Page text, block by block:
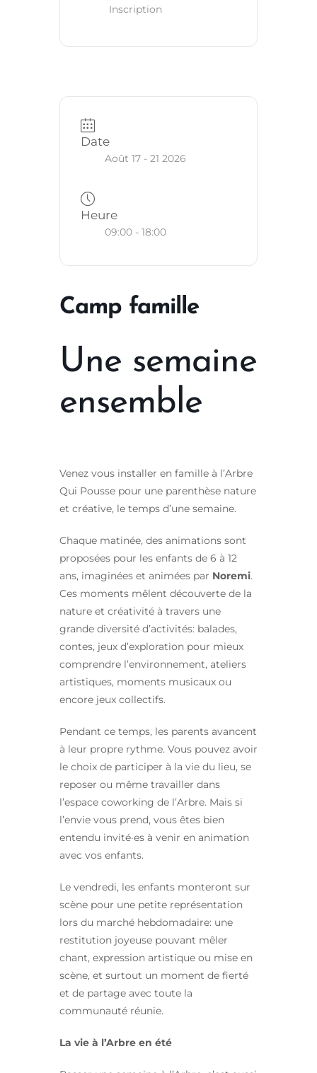
Inscription
Date
Août 17 - 21 2026
Heure
09:00 - 18:00
Camp famille
Une semaine
ensemble
Venez vous installer en famille à l’Arbre
Qui Pousse pour une parenthèse nature
et créative, le temps d’une semaine.
Chaque matinée, des animations sont
proposées pour les enfants de 6 à 12
ans, imaginées et animées par Noremi.
Ces moments mêlent découverte de la
nature et créativité à travers une
grande diversité d’activités: balades,
contes, jeux d’exploration pour mieux
comprendre l’environnement, ateliers
artistiques, moments musicaux ou
encore jeux collectifs.
Pendant ce temps, les parents avancent
à leur propre rythme. Vous pouvez avoir
le choix de participer à la vie du lieu, se
reposer ou même travailler dans
l’espace coworking de l’Arbre. Mais si
l’envie vous prend, vous êtes bien
entendu invité·es à venir en animation
avec vos enfants.
Le vendredi, les enfants monteront sur
scène pour une petite représentation
lors du marché hebdomadaire: une
restitution joyeuse pouvant mêler
chant, expression artistique ou mise en
scène, et surtout un moment de fierté
et de partage avec toute la
communauté réunie.
La vie à l’Arbre en été